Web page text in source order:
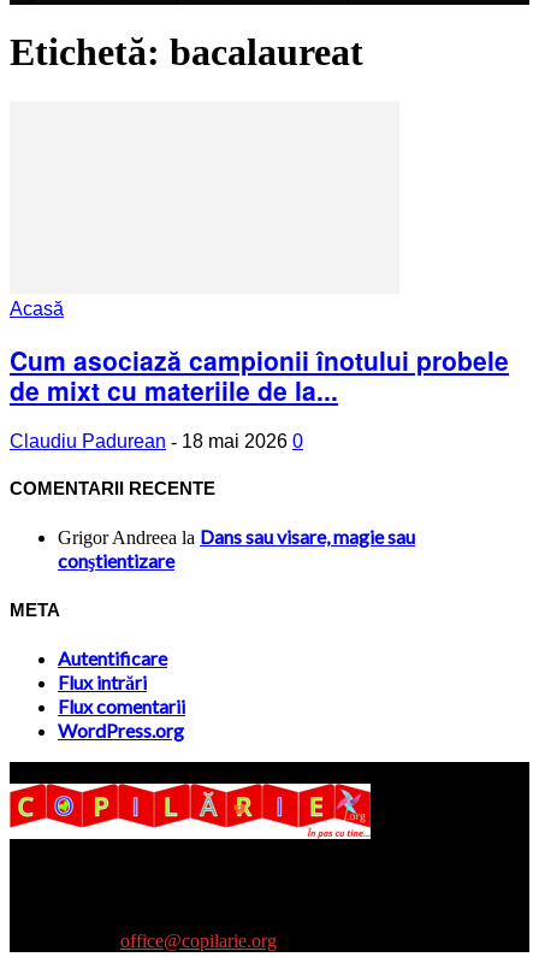
Etichetă: bacalaureat
Acasă
Cum asociază campionii înotului probele
de mixt cu materiile de la...
Claudiu Padurean - 18 mai 2026 0
COMENTARII RECENTE
Grigor Andreea la Dans sau visare, magie sau
conştientizare
META
Autentificare
Flux intrări
Flux comentarii
WordPress.org
office@copilarie.org